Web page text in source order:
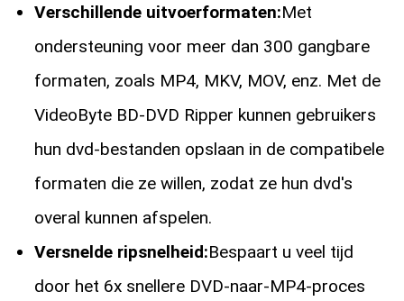
Verschillende uitvoerformaten:Met
ondersteuning voor meer dan 300 gangbare
formaten, zoals MP4, MKV, MOV, enz. Met de
VideoByte BD-DVD Ripper kunnen gebruikers
hun dvd-bestanden opslaan in de compatibele
formaten die ze willen, zodat ze hun dvd's
overal kunnen afspelen.
Versnelde ripsnelheid:Bespaart u veel tijd
door het 6x snellere DVD-naar-MP4-proces